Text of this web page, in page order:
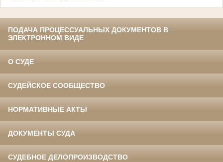
ПОДАЧА ПРОЦЕССУАЛЬНЫХ ДОКУМЕНТОВ В
ЭЛЕКТРОННОМ ВИДЕ
О СУДЕ
СУДЕЙСКОЕ СООБЩЕСТВО
НОРМАТИВНЫЕ АКТЫ
ДОКУМЕНТЫ СУДА
СУДЕБНОЕ ДЕЛОПРОИЗВОДСТВО